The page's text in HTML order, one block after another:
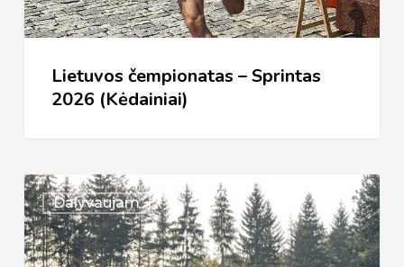
(Kėdainiai)
Lietuvos čempionatas – Sprintas
2026 (Kėdainiai)
Dalyvaujam
Vilnius
2026